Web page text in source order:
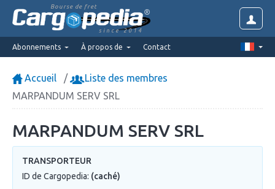
Bourse de fret
since 2014
Abonnements À propos de Contact
Accueil
Liste des membres
MARPANDUM SERV SRL
MARPANDUM SERV SRL
TRANSPORTEUR
ID de Cargopedia: (caché)